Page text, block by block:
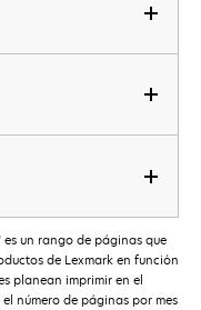
un rango de páginas que
de Lexmark en función
planean imprimir en el
número de páginas por mes